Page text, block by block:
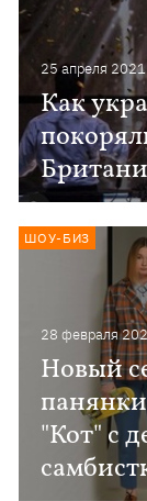
25 апреля 2021
Как
28 февраля
Новый
"Кот" с
ШОУ-БИЗ